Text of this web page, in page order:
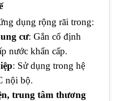
dụng rộng rãi trong:
cư: Gắn cố định
nước khẩn cấp.
: Sử dụng trong hệ
nội bộ.
trung tâm thương